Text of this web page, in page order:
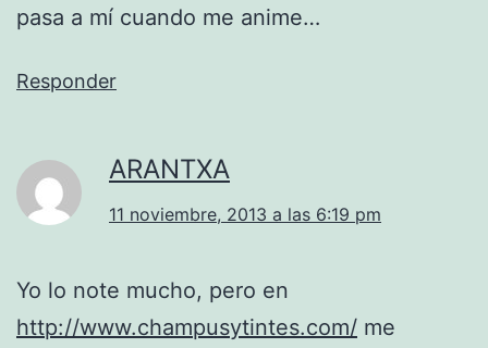
pasa a mí cuando me anime…
Responder
ARANTXA
11 noviembre, 2013 a las 6:19 pm
Yo lo note mucho, pero en
http://www.champusytintes.com/ me